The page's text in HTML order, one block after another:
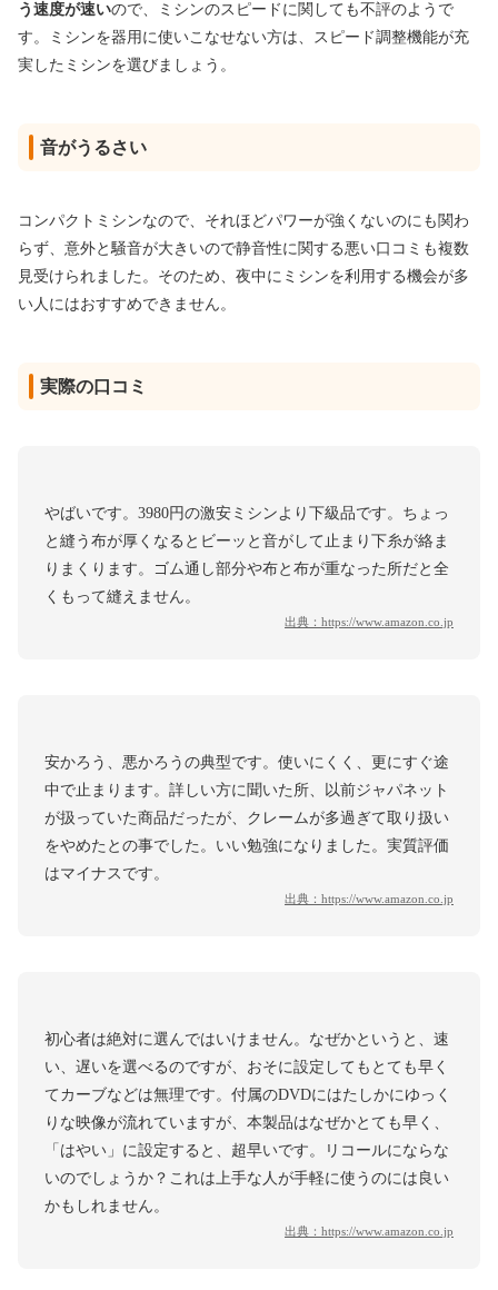
う速度が速いので、ミシンのスピードに関しても不評のようで
す。ミシンを器用に使いこなせない方は、スピード調整機能が充
実したミシンを選びましょう。
音がうるさい
コンパクトミシンなので、それほどパワーが強くないのにも関わ
らず、意外と騒音が大きいので静音性に関する悪い口コミも複数
見受けられました。そのため、夜中にミシンを利用する機会が多
い人にはおすすめできません。
実際の口コミ
やばいです。3980円の激安ミシンより下級品です。ちょっ
と縫う布が厚くなるとビーッと音がして止まり下糸が絡ま
りまくります。ゴム通し部分や布と布が重なった所だと全
くもって縫えません。
出典： https://www.amazon.co.jp
安かろう、悪かろうの典型です。使いにくく、更にすぐ途
中で止まります。詳しい方に聞いた所、以前ジャパネット
が扱っていた商品だったが、クレームが多過ぎて取り扱い
をやめたとの事でした。いい勉強になりました。実質評価
はマイナスです。
出典： https://www.amazon.co.jp
初心者は絶対に選んではいけません。なぜかというと、速
い、遅いを選べるのですが、おそに設定してもとても早く
てカーブなどは無理です。付属のDVDにはたしかにゆっく
りな映像が流れていますが、本製品はなぜかとても早く、
「はやい」に設定すると、超早いです。リコールにならな
いのでしょうか？これは上手な人が手軽に使うのには良い
かもしれません。
出典： https://www.amazon.co.jp